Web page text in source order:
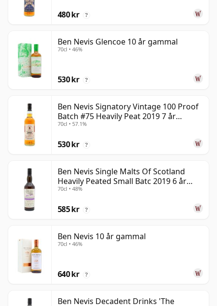
480 kr ?
Ben Nevis Glencoe 10 år gammal
70cl • 46%
530 kr ?
Ben Nevis Signatory Vintage 100 Proof
Batch #75 Heavily Peat 2019 7 år
gammal
70cl • 57.1%
530 kr ?
Ben Nevis Single Malts Of Scotland
Heavily Peated Small Batc 2019 6 år
gammal
70cl • 48%
585 kr ?
Ben Nevis 10 år gammal
70cl • 46%
640 kr ?
Ben Nevis Decadent Drinks 'The